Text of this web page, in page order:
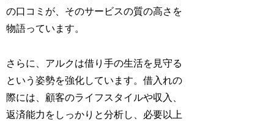
の口コミが、そのサービスの質の高さを
物語っています。
さらに、アルクは借り手の生活を見守る
という姿勢を強化しています。借入れの
際には、顧客のライフスタイルや収入、
返済能力をしっかりと分析し、必要以上